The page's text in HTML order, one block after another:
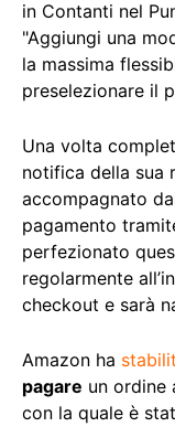
in Contanti nel
"Aggiungi una
la massima
preselezionare il
Una volta
notifica della sua
accompagnato
pagamento
perfezionato
regolarmente
checkout e sarà
Amazon ha
pagare un ordine
con la quale è